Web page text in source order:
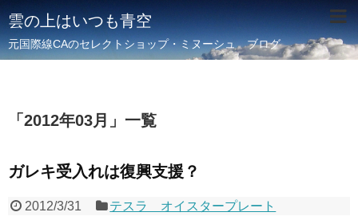
雲の上はいつも青空
元国際線CAのセレクトショップ・ミヌーシュ ブログ
「 2012年03月 」 一覧
ガレキ受入れは復興支援？
2012/3/31 テスラ オイスタープレート